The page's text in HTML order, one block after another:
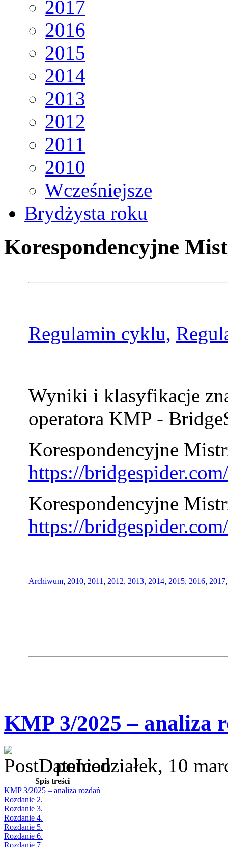
2017
2016
2015
2014
2013
2012
2011
2010
Wcześniejsze
Brydżysta roku
Korespondencyjne
Regulamin cyklu,
Wyniki i klasyfikacje
operatora KMP -
Korespondencyjne
https://
Korespondencyjne
https://
Archiwum, 2010, 2011 , 2012, 2013, 2014, 2015, 2016, 2017
KMP 3/2025 – analiza
poniedziałek, 10
Spis treści
KMP 3/2025 – analiza rozdań
Rozdanie 2.
Rozdanie 3.
Rozdanie 4.
Rozdanie 5.
Rozdanie 6.
Rozdanie 7.